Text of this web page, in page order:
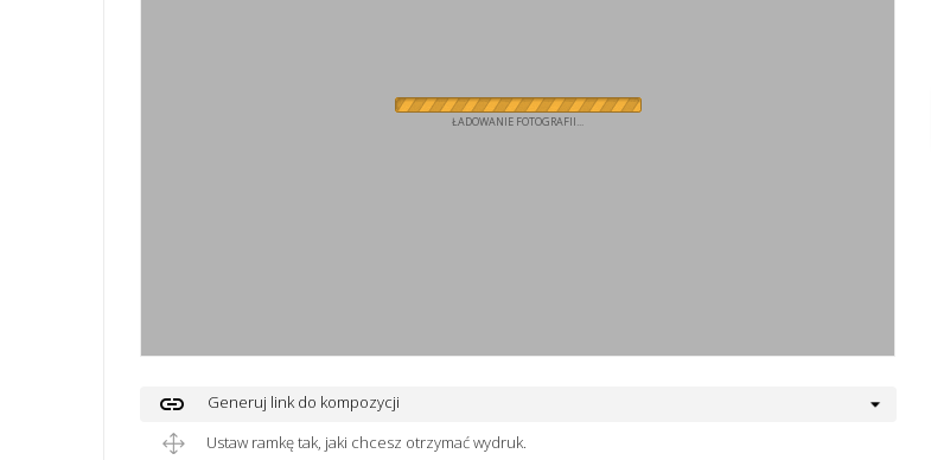
ŁADOWANIE FOTOGRAFII...
link
Generuj link do kompozycji
Ustaw ramkę tak, jaki chcesz otrzymać wydruk.